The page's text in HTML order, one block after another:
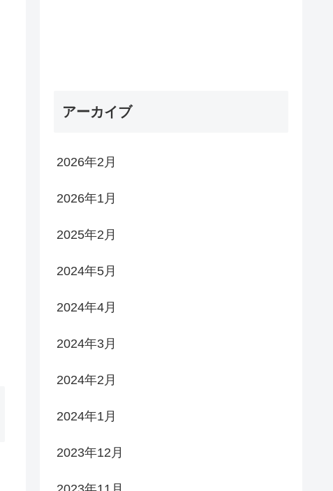
アーカイブ
2026年2月
2026年1月
2025年2月
2024年5月
2024年4月
2024年3月
2024年2月
2024年1月
2023年12月